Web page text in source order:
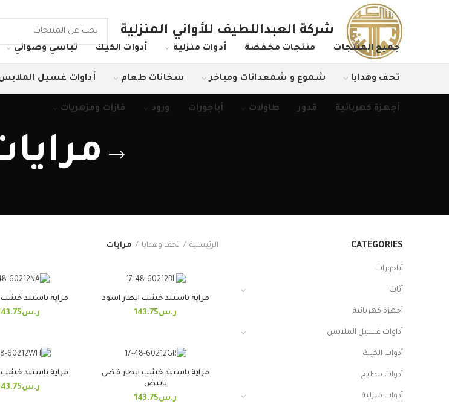
شركة العبداللطيف للأواني المنزلية
جميع المنتجات منتجات مخفضة أدوات منزلية أدوات الكيك تباسي وصواني
تحف وهدايا شموع و شمعدانات ومباخر سخانات طعام أداوات غسيل
أجهزة كهربائية قدور طاولات أباجورات ورود فازات ومزهريات
CATEGORIES
أباجورات
أثاث
أجهزة كهربائية
أداوات غسيل الملابس
أدوات الكيك
أدوات مطبخ
أدوات منزلية
الرئيسية تحف وهدايا مرايات
مراية باستند خشب ايطار اسود
ر.س143.75
مراية باستند خشب
ر.س
مراية باستند خشب ايطار فضي
بابيض
ر.س143.75
مراية باستند خشب
ر.س